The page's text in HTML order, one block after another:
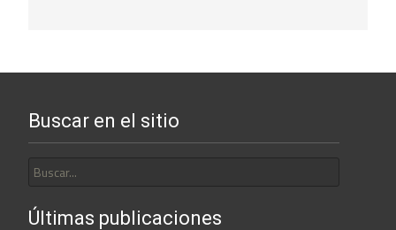
Buscar en el sitio
por:
Últimas publicaciones